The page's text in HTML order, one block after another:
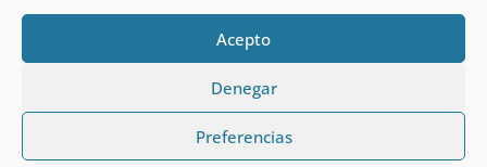
Acepto
Denegar
Preferencias
calzadosmabel.com 2021 © Todos los derechos